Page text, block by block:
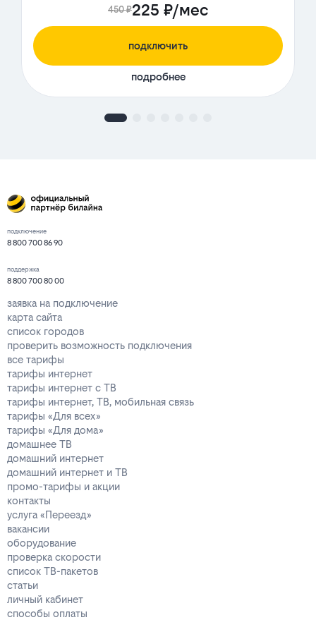
450 ₽225 ₽/мес
подключить
подробнее
подключение
8 800 700 86 90
поддержка
8 800 700 80 00
заявка на подключение
карта сайта
список городов
проверить возможность подключения
все тарифы
тарифы интернет
тарифы интернет с ТВ
тарифы интернет, ТВ, мобильная связь
тарифы «Для всех»
тарифы «Для дома»
домашнее ТВ
домашний интернет
домашний интернет и ТВ
промо-тарифы и акции
контакты
услуга «Переезд»
вакансии
оборудование
проверка скорости
список ТВ-пакетов
статьи
личный кабинет
способы оплаты